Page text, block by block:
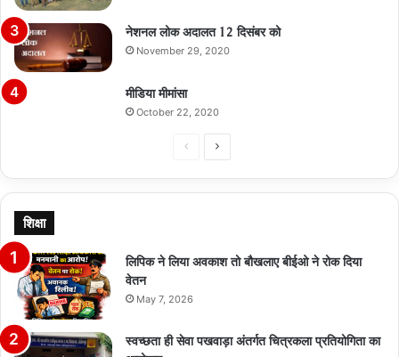
नेशनल लोक अदालत 12 दिसंबर को
November 29, 2020
मीडिया मीमांसा
October 22, 2020
PreviousNext
शिक्षा
लिपिक ने लिया अवकाश तो बौखलाए बीईओ ने रोक दिया
वेतन
May 7, 2026
स्वच्छता ही सेवा पखवाड़ा अंतर्गत चित्रकला प्रतियोगिता का